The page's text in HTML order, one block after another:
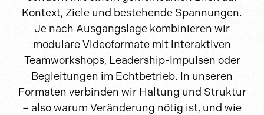
Kontext, Ziele und bestehende Spannungen.
Je nach Ausgangslage kombinieren wir
modulare Videoformate mit interaktiven
Teamworkshops, Leadership-Impulsen oder
Begleitungen im Echtbetrieb. In unseren
Formaten verbinden wir Haltung und Struktur
– also warum Veränderung nötig ist, und wie